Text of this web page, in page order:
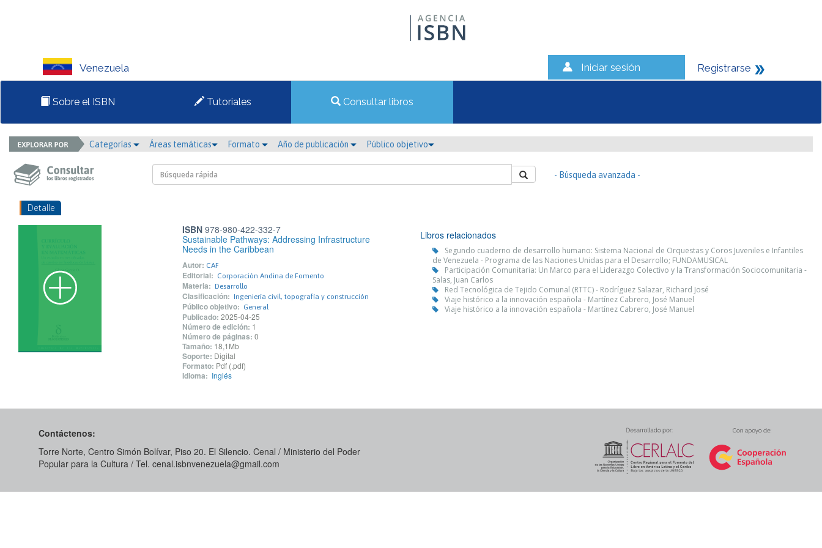
Venezuela Iniciar sesión Registrarse
Sobre el ISBN Tutoriales Consultar libros
Categorías Áreas temáticas Formato Año de publicación Público objetivo
- Búsqueda avanzada -
Detalle
ISBN978-980-422-332-7
Sustainable Pathways: Addressing Infrastructure
Needs in the Caribbean
Autor: CAF
Editorial: Corporación Andina de Fomento
Materia: Desarrollo
Clasificación: Ingeniería civil, topografía y construcción
Público objetivo: General
Publicado: 2025-04-25
Número de edición: 1
Número de páginas: 0
Tamaño: 18,1Mb
Soporte: Digital
Formato: Pdf (.pdf)
Idioma: Inglés
Libros relacionados
Segundo cuaderno de desarrollo humano: Sistema Nacional de Orquestas y Coros Juveniles e Infantiles
de Venezuela - Programa de las Naciones Unidas para el Desarrollo; FUNDAMUSICAL
Participación Comunitaria: Un Marco para el Liderazgo Colectivo y la Transformación Sociocomunitaria -
Salas, Juan Carlos
Red Tecnológica de Tejido Comunal (RTTC) - Rodríguez Salazar, Richard José
Viaje histórico a la innovación española - Martínez Cabrero, José Manuel
Viaje histórico a la innovación española - Martínez Cabrero, José Manuel
Contáctenos:
Torre Norte, Centro Simón Bolívar, Piso 20. El Silencio. Cenal / Ministerio del Poder
Popular para la Cultura / Tel. cenal.isbnvenezuela@gmail.com